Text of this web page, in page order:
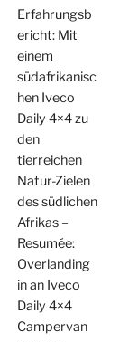
Erfahrungsb
ericht: Mit
einem
südafrikanisc
hen Iveco
Daily 4×4 zu
den
tierreichen
Natur-Zielen
des südlichen
Afrikas –
Resumée:
Overlanding
in an Iveco
Daily 4×4
Campervan